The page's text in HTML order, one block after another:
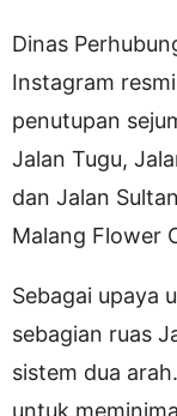
Dinas
Instagram
penutupan
Jalan Tugu,
dan Jalan
Malang Flower
Sebagai upaya
sebagian ruas
sistem dua
untuk